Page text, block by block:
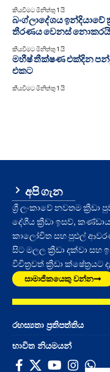
කියවීමට මිනිත්තු 1 යි
බංග්ලාදේශය
තීරණය වෙනස් නොකරයි
කියවීමට මිනිත්තු 1 යි
මහීෂ් තීක්ෂණ එක්දින
එකට
කියවීමට මිනිත්තු 1 යි
අපි ගැන
ශ්‍රී ලංකාවේ නවතම ක්‍රීඩා
දේශීය ක්‍රීඩා ඉසව්,
කාලෝචිත සහ පුළුල්
සිට මලල ක්‍රීඩා දක්වා සහ
විචිත්‍රවත් ක්‍රීඩා
සාමාජිකයෙකු වන්න
රහස්‍යතා ප්‍රතිපත්තිය
භාවිත නියමයන්